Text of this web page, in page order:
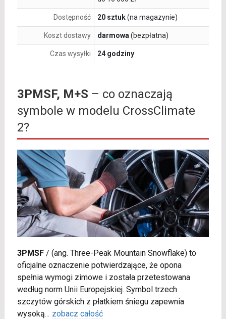
Dostępność 20 sztuk(na magazynie)
Koszt dostawy darmowa (bezpłatna)
Czas wysyłki 24 godziny
3PMSF, M+S – co oznaczają
symbole w modelu CrossClimate
2?
3PMSF/ (ang. Three-Peak Mountain Snowflake) to
oficjalne oznaczenie potwierdzające, że opona
spełnia wymogi zimowe i została przetestowana
według norm Unii Europejskiej. Symbol trzech
szczytów górskich z płatkiem śniegu zapewnia
wysoką... zobacz całość